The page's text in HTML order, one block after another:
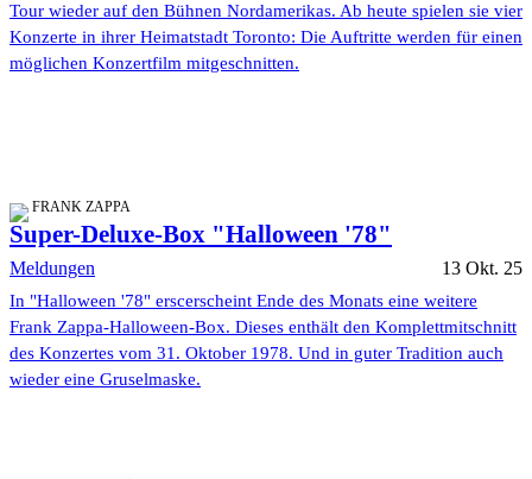
Tour wieder auf den Bühnen Nordamerikas. Ab heute spielen sie vier
Konzerte in ihrer Heimatstadt Toronto: Die Auftritte werden für einen
möglichen Konzertfilm mitgeschnitten.
FRANK ZAPPA
Super-Deluxe-Box "Halloween '78"
Meldungen 13 Okt. 25
In "Halloween '78" erscerscheint Ende des Monats eine weitere
Frank Zappa-Halloween-Box. Dieses enthält den Komplettmitschnitt
des Konzertes vom 31. Oktober 1978. Und in guter Tradition auch
wieder eine Gruselmaske.